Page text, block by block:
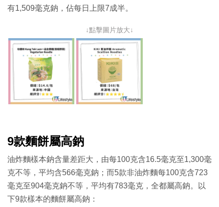
有1,509毫克鈉，佔每日上限7成半。
↓點擊圖片放大↓
9款麵餅屬高鈉
油炸麵樣本鈉含量差距大，由每100克含16.5毫克至1,300毫
克不等，平均含566毫克鈉；而5款非油炸麵每100克含723
毫克至904毫克鈉不等，平均有783毫克，全都屬高鈉。以
下9款樣本的麵餅屬高鈉：